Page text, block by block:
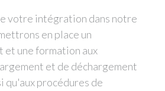
votre intégration dans notre
en place un
et une formation aux
et de déchargement
qu'aux procédures de